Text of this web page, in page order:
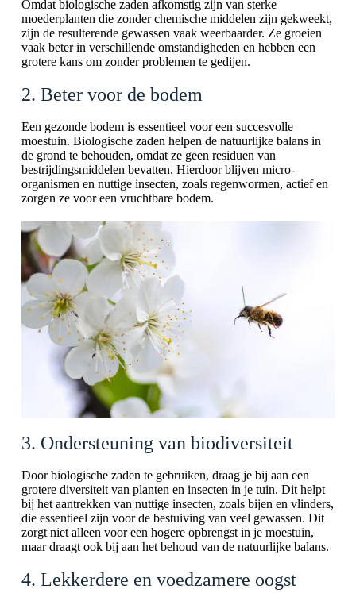
Omdat biologische zaden afkomstig zijn van sterke
moederplanten die zonder chemische middelen zijn gekweekt,
zijn de resulterende gewassen vaak weerbaarder. Ze groeien
vaak beter in verschillende omstandigheden en hebben een
grotere kans om zonder problemen te gedijen.
2. Beter voor de bodem
Een gezonde bodem is essentieel voor een succesvolle
moestuin. Biologische zaden helpen de natuurlijke balans in
de grond te behouden, omdat ze geen residuen van
bestrijdingsmiddelen bevatten. Hierdoor blijven micro-
organismen en nuttige insecten, zoals regenwormen, actief en
zorgen ze voor een vruchtbare bodem.
3. Ondersteuning van biodiversiteit
Door biologische zaden te gebruiken, draag je bij aan een
grotere diversiteit van planten en insecten in je tuin. Dit helpt
bij het aantrekken van nuttige insecten, zoals bijen en vlinders,
die essentieel zijn voor de bestuiving van veel gewassen. Dit
zorgt niet alleen voor een hogere opbrengst in je moestuin,
maar draagt ook bij aan het behoud van de natuurlijke balans.
4. Lekkerdere en voedzamere oogst